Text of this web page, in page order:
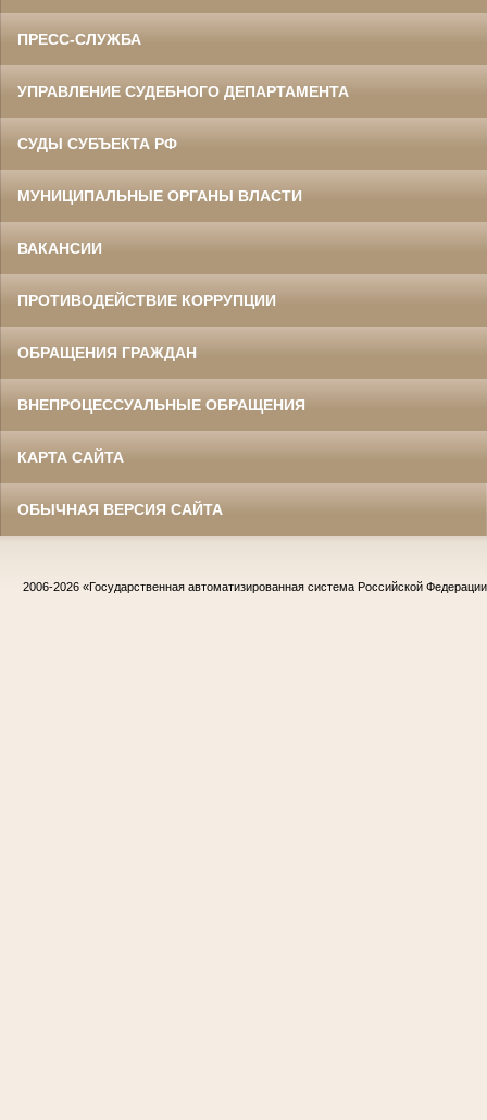
ПРЕСС-СЛУЖБА
УПРАВЛЕНИЕ СУДЕБНОГО ДЕПАРТАМЕНТА
СУДЫ СУБЪЕКТА РФ
МУНИЦИПАЛЬНЫЕ ОРГАНЫ ВЛАСТИ
ВАКАНСИИ
ПРОТИВОДЕЙСТВИЕ КОРРУПЦИИ
ОБРАЩЕНИЯ ГРАЖДАН
ВНЕПРОЦЕССУАЛЬНЫЕ ОБРАЩЕНИЯ
КАРТА САЙТА
ОБЫЧНАЯ ВЕРСИЯ САЙТА
2006-2026 «Государственная автоматизированная система Российской